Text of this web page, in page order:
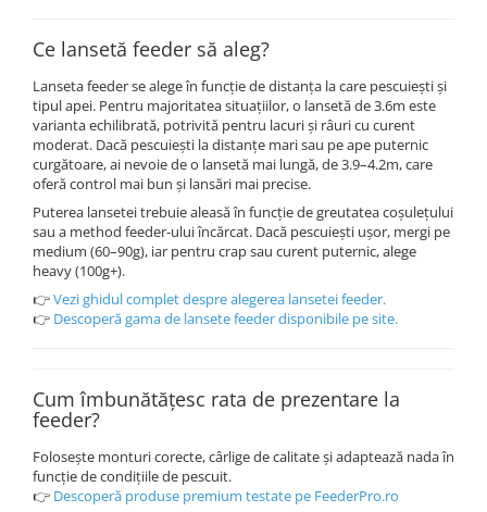
Ce lansetă feeder să aleg?
Lanseta feeder se alege în funcție de distanța la care pescuiești și
tipul apei. Pentru majoritatea situațiilor, o lansetă de 3.6m este
varianta echilibrată, potrivită pentru lacuri și râuri cu curent
moderat. Dacă pescuiești la distanțe mari sau pe ape puternic
curgătoare, ai nevoie de o lansetă mai lungă, de 3.9–4.2m, care
oferă control mai bun și lansări mai precise.
Puterea lansetei trebuie aleasă în funcție de greutatea coșulețului
sau a method feeder-ului încărcat. Dacă pescuiești ușor, mergi pe
medium (60–90g), iar pentru crap sau curent puternic, alege
heavy (100g+).
👉Vezi ghidul complet despre alegerea lansetei feeder.
👉 Descoperă gama de lansete feeder disponibile pe site.
Cum îmbunătățesc rata de prezentare la
feeder?
Folosește monturi corecte, cârlige de calitate și adaptează nada în
funcție de condițiile de pescuit.
👉 Descoperă produse premium testate pe FeederPro.ro